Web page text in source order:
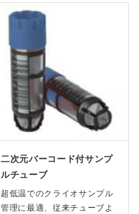
二次元バーコード付サンプ
ルチューブ
超低温でのクライオサンプル
管理に最適、従来チューブよ